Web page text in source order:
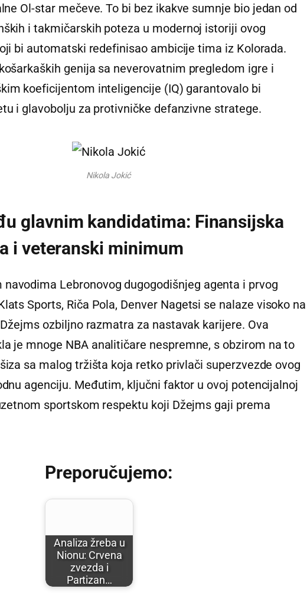
Ol-star mečeve. To bi bez ikakve sumnje bio jedan od
i takmičarskih poteza u modernoj istoriji ovog
bi automatski redefinisao ambicije tima iz Kolorada.
genija sa neverovatnim pregledom igre i
koeficijentom inteligencije (IQ) garantovalo bi
i glavobolju za protivničke defanzivne stratege.
Nikola Jokić
glavnim kandidatima: Finansijska
i veteranski minimum
Lebronovog dugogodišnjeg agenta i prvog
Sports, Riča Pola, Denver Nagetsi se nalaze visoko na
ozbiljno razmatra za nastavak karijere. Ova
je mnoge NBA analitičare nespremne, s obzirom na to
sa malog tržišta koja retko privlači superzvezde ovog
agenciju. Međutim, ključni faktor u ovoj potencijalnoj
sportskom respektu koji Džejms gaji prema
Preporučujemo:
Analiza žreba u
Nionu: Crvena
zvezda i
Partizan…